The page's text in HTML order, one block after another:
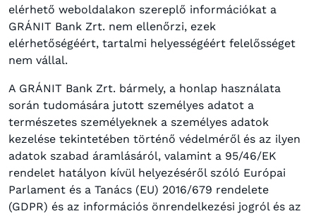
elérhető weboldalakon szereplő információkat a
GRÁNIT Bank Zrt. nem ellenőrzi, ezek
elérhetőségéért, tartalmi helyességéért felelősséget
nem vállal.
A GRÁNIT Bank Zrt. bármely, a honlap használata
során tudomására jutott személyes adatot a
természetes személyeknek a személyes adatok
kezelése tekintetében történő védelméről és az ilyen
adatok szabad áramlásáról, valamint a 95/46/EK
rendelet hatályon kívül helyezéséről szóló Európai
Parlament és a Tanács (EU) 2016/679 rendelete
(GDPR) és az információs önrendelkezési jogról és az